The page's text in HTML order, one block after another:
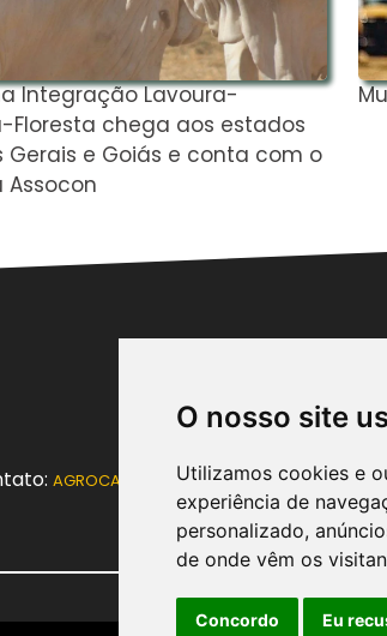
O nosso site
Utilizamos cookies e
experiência de
personalizado,
de onde vêm os
Concordo Eu
Integração Lavoura-
Floresta chega aos estados
Gerais e Goiás e conta com o
Assocon
AGROCAMPOINFORMATIVO@GMAIL.COM